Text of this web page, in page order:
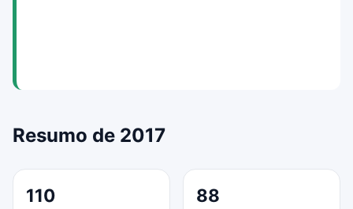
Resumo de 2017
110 88